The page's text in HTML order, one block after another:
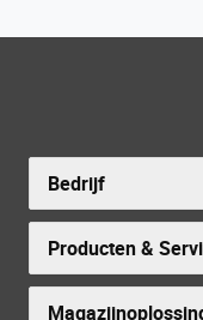
Bedrijf
Producten &